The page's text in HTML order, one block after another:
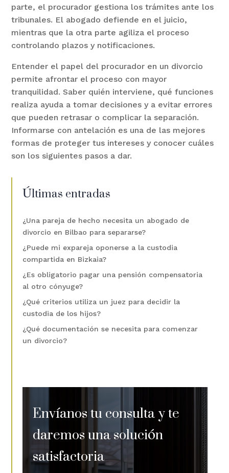
parte, el procurador gestiona los trámites ante los
tribunales. El abogado defiende en el juicio,
mientras que la otra parte agiliza el proceso
controlando plazos y notificaciones.
Entender el papel del procurador en un divorcio
permite afrontar el proceso con mayor
tranquilidad. Saber quién interviene, qué funciones
realiza ayuda a tomar decisiones y a evitar errores
que pueden retrasar o complicar la separación.
Informarse con antelación es una de las mejores
formas de proteger tus intereses y conocer cuáles
son los siguientes pasos a dar.
Últimas entradas
¿Una pareja de hecho necesita un abogado de
divorcio en Bilbao para separarse?
¿Puede mi expareja oponerse a la custodia
compartida en Bizkaia?
¿Es obligatorio pagar una pensión compensatoria
al otro cónyuge?
¿Qué criterios utiliza un juez para decidir la
custodia de los hijos?
¿Qué documentación se necesita para comenzar
un divorcio?
Envíanos tu consulta y te
daremos una solución
satisfactoria